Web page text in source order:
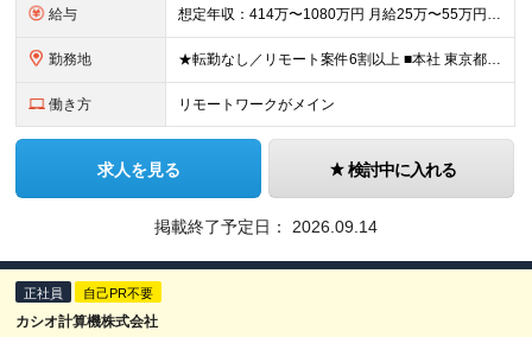
給与 想定年収：414万〜1080万円 月給25万〜55万円 ＋ 賞与年2回 ＋ 諸手当 ※残業代は別途全額支給／※経験・スキルに応じ当社規定により決定 ＼直請け6割だから、還元できる／ 間に何社も入ら
勤務地 ★転勤なし／リモート案件6割以上 ■本社 東京都中央区日本橋堀留町1-5-7 YOUビル 7A ■勤務地 関東を中心としたお客様先 ※受託案件も多数ございます ※地方の方への引越サポート10万円支
働き方 リモートワークがメイン
求人を見る 検討中に入れる
掲載終了予定日： 2026.09.14
正社員 自己PR不要
カシオ計算機株式会社